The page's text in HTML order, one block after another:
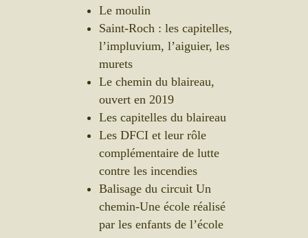
Le moulin
Saint-Roch : les capitelles,
l’impluvium, l’aiguier, les
murets
Le chemin du blaireau,
ouvert en 2019
Les capitelles du blaireau
Les DFCI et leur rôle
complémentaire de lutte
contre les incendies
Balisage du circuit Un
chemin-Une école réalisé
par les enfants de l’école